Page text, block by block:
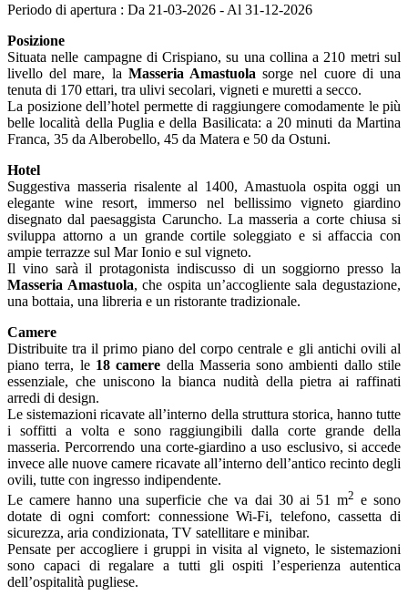
Periodo di apertura : Da 21-03-2026 - Al 31-12-2026
Posizione
Situata nelle campagne di Crispiano, su una collina a 210 metri sul
livello del mare, la Masseria Amastuola sorge nel cuore di una
tenuta di 170 ettari, tra ulivi secolari, vigneti e muretti a secco.
La posizione dell’hotel permette di raggiungere comodamente le più
belle località della Puglia e della Basilicata: a 20 minuti da Martina
Franca, 35 da Alberobello, 45 da Matera e 50 da Ostuni.
Hotel
Suggestiva masseria risalente al 1400, Amastuola ospita oggi un
elegante wine resort, immerso nel bellissimo vigneto giardino
disegnato dal paesaggista Caruncho. La masseria a corte chiusa si
sviluppa attorno a un grande cortile soleggiato e si affaccia con
ampie terrazze sul Mar Ionio e sul vigneto.
Il vino sarà il protagonista indiscusso di un soggiorno presso la
Masseria Amastuola, che ospita un’accogliente sala degustazione,
una bottaia, una libreria e un ristorante tradizionale.
Camere
Distribuite tra il primo piano del corpo centrale e gli antichi ovili al
piano terra, le 18 camere della Masseria sono ambienti dallo stile
essenziale, che uniscono la bianca nudità della pietra ai raffinati
arredi di design.
Le sistemazioni ricavate all’interno della struttura storica, hanno tutte
i soffitti a volta e sono raggiungibili dalla corte grande della
masseria. Percorrendo una corte-giardino a uso esclusivo, si accede
invece alle nuove camere ricavate all’interno dell’antico recinto degli
ovili, tutte con ingresso indipendente.
Le camere hanno una superficie che va dai 30 ai 51 m2 e sono
dotate di ogni comfort: connessione Wi-Fi, telefono, cassetta di
sicurezza, aria condizionata, TV satellitare e minibar.
Pensate per accogliere i gruppi in visita al vigneto, le sistemazioni
sono capaci di regalare a tutti gli ospiti l’esperienza autentica
dell’ospitalità pugliese.